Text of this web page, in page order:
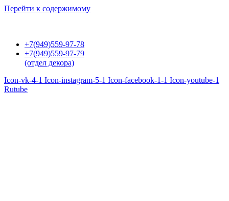
Перейти к содержимому
+7(949)559-97-78
+7(949)559-97-79
(отдел декора)
Icon-vk-4-1 Icon-instagram-5-1 Icon-facebook-1-1 Icon-youtube-1
Rutube